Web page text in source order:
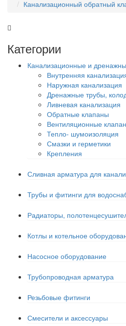
Канализационный обратный
Категории
Канализационные и
Внутренняя
Наружная канализация
Дренажные трубы,
Ливневая канализация
Обратные клапаны
Вентиляционные
Тепло- шумоизоляция
Смазки и герметики
Крепления
Сливная арматура для
Трубы и фитинги для
Радиаторы,
Котлы и котельное
Насосное оборудование
Трубопроводная арматура
Резьбовые фитинги
Смесители и аксессуары